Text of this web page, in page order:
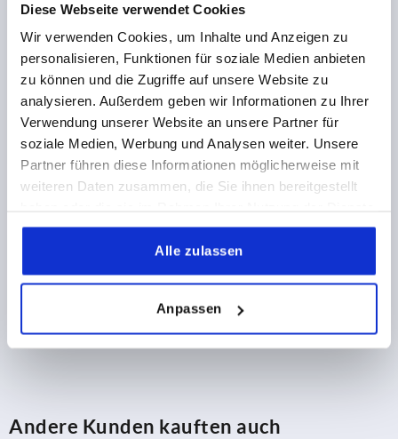
Diese Webseite verwendet Cookies
Wir verwenden Cookies, um Inhalte und Anzeigen zu
personalisieren, Funktionen für soziale Medien anbieten
zu können und die Zugriffe auf unsere Website zu
analysieren. Außerdem geben wir Informationen zu Ihrer
Verwendung unserer Website an unsere Partner für
soziale Medien, Werbung und Analysen weiter. Unsere
Partner führen diese Informationen möglicherweise mit
weiteren Daten zusammen, die Sie ihnen bereitgestellt
gesammelt haben.
Alle zulassen
Anpassen
FORM=B VPE=2
Bestellnummer:K0244.3
3,39 CHF
zzgl. MwSt.
zzgl. Versandkosten
Andere Kunden kauften auch